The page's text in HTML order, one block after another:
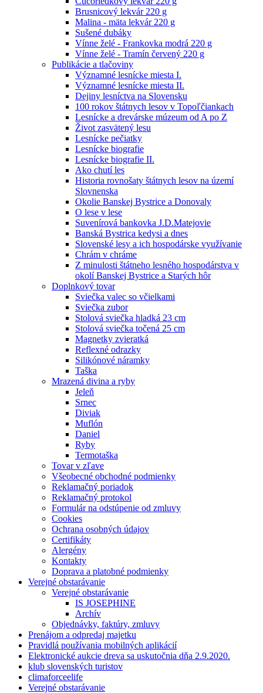
Brusnicový lekvár 220 g
Malina - mäta lekvár 220 g
Sušené dubáky
Vínne želé - Frankovka modrá 220 g
Vínne želé - Tramín červený 220 g
Publikácie a tlačoviny
Významné lesnícke miesta I.
Významné lesnícke miesta II.
Dejiny lesníctva na Slovensku
100 rokov štátnych lesov v Topoľčiankach
Lesnícke a drevárske múzeum od A po Z
Život zasvätený lesu
Lesnícke pečiatky
Lesnícke biografie
Lesnícke biografie II.
Ako chutí les
Historia rovnošaty štátnych lesov na území
Slovnenska
Okolie Banskej Bystrice a Donovaly
O lese v lese
Suvenírová bankovka J.D.Matejovie
Banská Bystrica kedysi a dnes
Slovenské lesy a ich hospodárske využívanie
Chrám v chráme
Z minulosti štátneho lesného hospodárstva v
okolí Banskej Bystrice a Starých hôr
Doplnkový tovar
Sviečka valec so včielkami
Sviečka zubor
Stolová sviečka hladká 23 cm
Stolová sviečka točená 25 cm
Magnetky zvieratká
Reflexné odrazky
Silikónové náramky
Taška
Mrazená divina a ryby
Jeleň
Srnec
Diviak
Muflón
Daniel
Ryby
Termotaška
Tovar v zľave
Všeobecné obchodné podmienky
Reklamačný poriadok
Reklamačný protokol
Formulár na odstúpenie od zmluvy
Cookies
Ochrana osobných údajov
Certifikáty
Alergény
Kontakty
Doprava a platobné podmienky
Verejné obstarávanie
Verejné obstarávanie
IS JOSEPHINE
Archív
Objednávky, faktúry, zmluvy
Prenájom a odpredaj majetku
Pravidlá používania mobilných aplikácií
Elektronické aukcie dreva sa uskutočnia dňa 2.9.2020.
klub slovenských turistov
climaforceelife
Verejné obstarávanie